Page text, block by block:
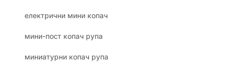
електрични мини копач
мини-пост копач рупа
миниатурни копач рупа